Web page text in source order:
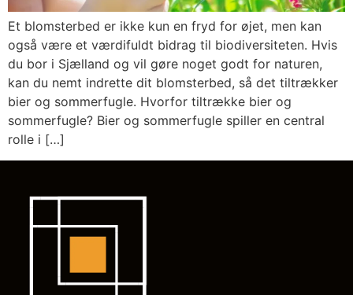
Et blomsterbed er ikke kun en fryd for øjet, men kan
også være et værdifuldt bidrag til biodiversiteten. Hvis
du bor i Sjælland og vil gøre noget godt for naturen,
kan du nemt indrette dit blomsterbed, så det tiltrækker
bier og sommerfugle. Hvorfor tiltrække bier og
sommerfugle? Bier og sommerfugle spiller en central
rolle i […]